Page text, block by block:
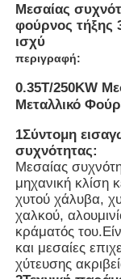
Σπίτι
Προϊόντα
Εμφάνιση VR
Μεσαίας
φούρνος τήξης
ισχύ
περιγραφή:
0.35T/250KW
Μεταλλικό
1Σύντομη
συχνότητας:
Μεσαίας
μηχανική κλίση
χυτού χάλυβα,
χαλκού,
κράματός
και μεσαίες
χύτευσης